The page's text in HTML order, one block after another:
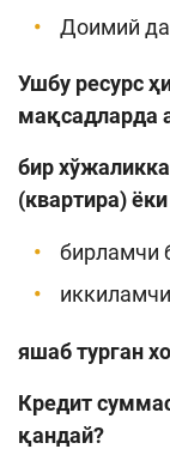
Доимий
Ушбу ресурс
мақсадларда
бир
(квартира)
бирламчи
яшаб турган
Кредит
қандай?